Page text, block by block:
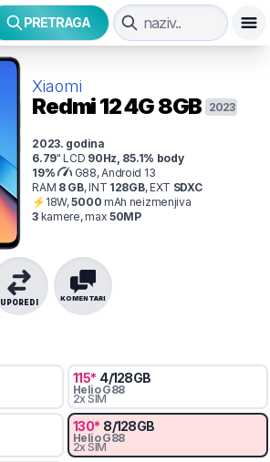
PRETRAGA
Xiaomi
Redmi 12 4G8GB 2023
2023. godina
6.79" LCD 90Hz 85.1% body
19%
G88, Android 13
RAM 8GB,INT 128GB,EXT SDXC
⚡ 18W,5000 mAh neizmenjiva
3 kamere, max 50MP
KOMENTARI
UPOREDI
115* 4/128GB
Helio G88
2x SIM
130* 8/128GB
Helio G88
2x SIM